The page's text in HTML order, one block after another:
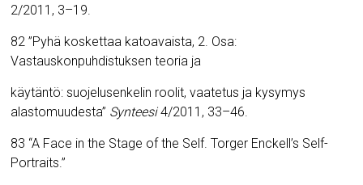
2/2011, 3–19.
82 ”Pyhä koskettaa katoavaista, 2. Osa:
Vastauskonpuhdistuksen teoria ja
käytäntö: suojelusenkelin roolit, vaatetus ja kysymys
alastomuudesta” Synteesi4/2011, 33–46.
83 “A Face in the Stage of the Self.Torger Enckell’s Self-
Portraits.”